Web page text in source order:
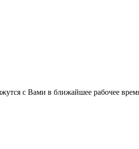
с Вами в ближайшее рабочее